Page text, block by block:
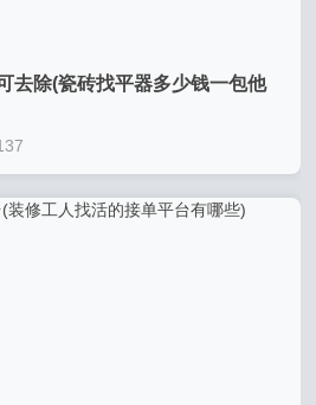
去除(瓷砖找平器多少钱一包他